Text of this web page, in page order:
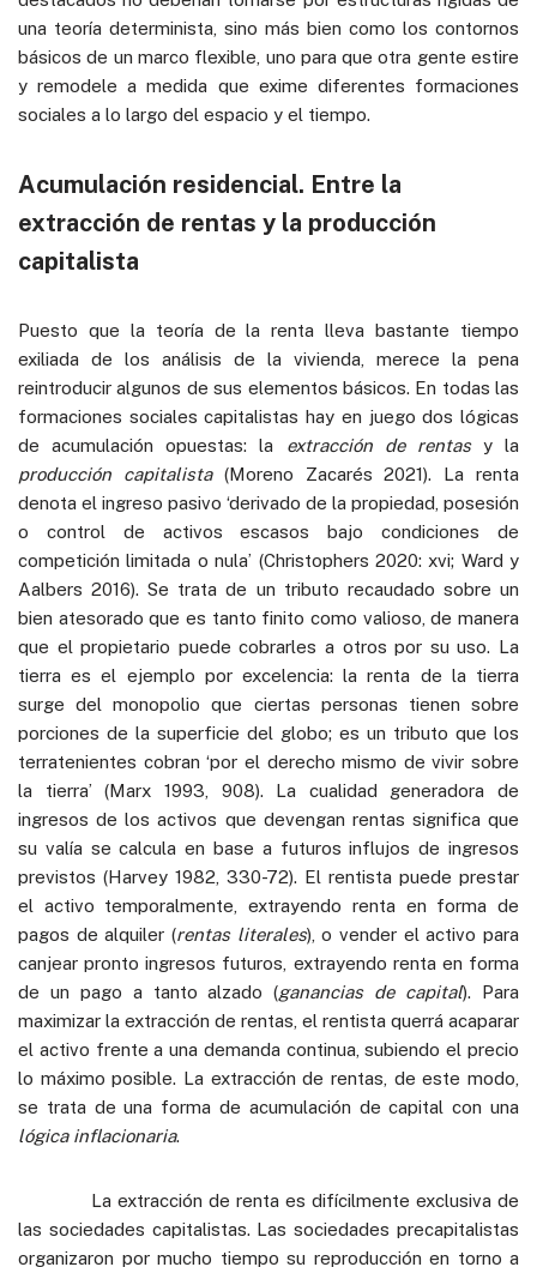
una teoría determinista, sino más bien como los contornos
básicos de un marco flexible, uno para que otra gente estire
y remodele a medida que exime diferentes formaciones
sociales a lo largo del espacio y el tiempo.
Acumulación residencial. Entre la
extracción de rentas y la producción
capitalista
Puesto que la teoría de la renta lleva bastante tiempo
exiliada de los análisis de la vivienda, merece la pena
reintroducir algunos de sus elementos básicos. En todas las
formaciones sociales capitalistas hay en juego dos lógicas
de acumulación opuestas: la extracción de rentas y la
producción capitalista (Moreno Zacarés 2021). La renta
denota el ingreso pasivo ‘derivado de la propiedad, posesión
o control de activos escasos bajo condiciones de
competición limitada o nula’ (Christophers 2020: xvi; Ward y
Aalbers 2016). Se trata de un tributo recaudado sobre un
bien atesorado que es tanto finito como valioso, de manera
que el propietario puede cobrarles a otros por su uso. La
tierra es el ejemplo por excelencia: la renta de la tierra
surge del monopolio que ciertas personas tienen sobre
porciones de la superficie del globo; es un tributo que los
terratenientes cobran ‘por el derecho mismo de vivir sobre
la tierra’ (Marx 1993, 908). La cualidad generadora de
ingresos de los activos que devengan rentas significa que
su valía se calcula en base a futuros influjos de ingresos
previstos (Harvey 1982, 330-72). El rentista puede prestar
el activo temporalmente, extrayendo renta en forma de
pagos de alquiler (rentas literales), o vender el activo para
canjear pronto ingresos futuros, extrayendo renta en forma
de un pago a tanto alzado (ganancias de capital). Para
maximizar la extracción de rentas, el rentista querrá acaparar
el activo frente a una demanda continua, subiendo el precio
lo máximo posible. La extracción de rentas, de este modo,
se trata de una forma de acumulación de capital con una
lógica inflacionaria.
La extracción de renta es difícilmente exclusiva de
las sociedades capitalistas. Las sociedades precapitalistas
organizaron por mucho tiempo su reproducción en torno a